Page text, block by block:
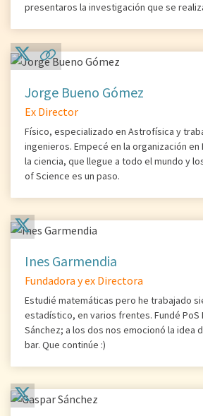
presentaros la investigación que se
Jorge Bueno Gómez
Ex Director
Físico, especializado en Astrofísica y
ingenieros. Empecé en la organización en
la ciencia, que llegue a todo el mundo y
of Science es un paso.
Ines Garmendia
Fundadora y ex Directora
Estudié matemáticas pero he trabajado
estadístico, en varios frentes. Fundé PoS
Sánchez; a los dos nos emocionó la idea
bar. Que continúe :)